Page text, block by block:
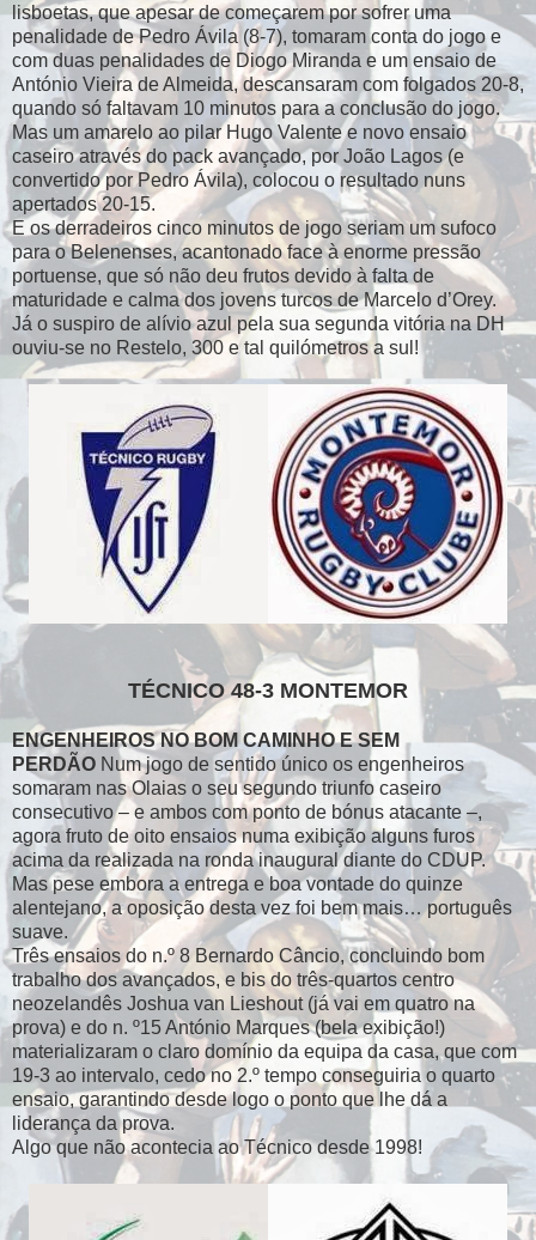
lisboetas, que apesar de começarem por sofrer uma
penalidade de Pedro Ávila (8-7), tomaram conta do jogo e
com duas penalidades de Diogo Miranda e um ensaio de
António Vieira de Almeida, descansaram com folgados 20-8,
quando só faltavam 10 minutos para a conclusão do jogo.
Mas um amarelo ao pilar Hugo Valente e novo ensaio
caseiro através do pack avançado, por João Lagos (e
convertido por Pedro Ávila), colocou o resultado nuns
apertados 20-15.
E os derradeiros cinco minutos de jogo seriam um sufoco
para o Belenenses, acantonado face à enorme pressão
portuense, que só não deu frutos devido à falta de
maturidade e calma dos jovens turcos de Marcelo d’Orey.
Já o suspiro de alívio azul pela sua segunda vitória na DH
ouviu-se no Restelo, 300 e tal quilómetros a sul!
TÉCNICO 48-3 MONTEMOR
ENGENHEIROS NO BOM CAMINHO E SEM
PERDÃO Num jogo de sentido único os engenheiros
somaram nas Olaias o seu segundo triunfo caseiro
consecutivo – e ambos com ponto de bónus atacante –,
agora fruto de oito ensaios numa exibição alguns furos
acima da realizada na ronda inaugural diante do CDUP.
Mas pese embora a entrega e boa vontade do quinze
alentejano, a oposição desta vez foi bem mais… português
suave.
Três ensaios do n.º 8 Bernardo Câncio, concluindo bom
trabalho dos avançados, e bis do três-quartos centro
neozelandês Joshua van Lieshout (já vai em quatro na
prova) e do n. º15 António Marques (bela exibição!)
materializaram o claro domínio da equipa da casa, que com
19-3 ao intervalo, cedo no 2.º tempo conseguiria o quarto
ensaio, garantindo desde logo o ponto que lhe dá a
liderança da prova.
Algo que não acontecia ao Técnico desde 1998!